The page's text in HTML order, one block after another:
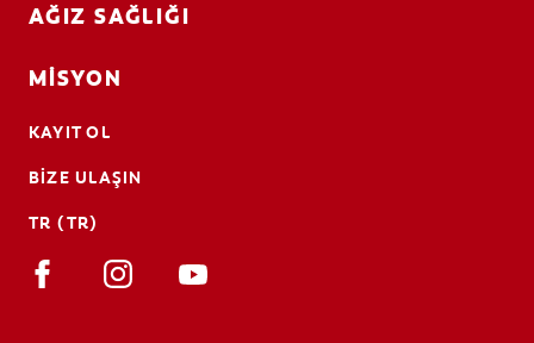
AĞIZ SAĞLIĞI
MISYON
KAYIT OL
BIZE ULAŞIN
TR (TR)